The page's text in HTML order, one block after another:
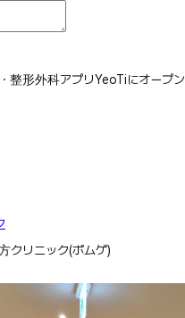
整形外科アプリYeoTiにオープン
クリニック(ポムゲ)